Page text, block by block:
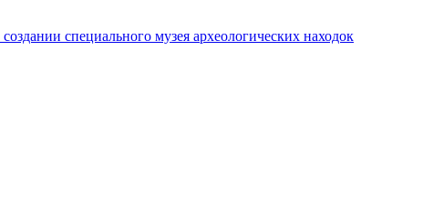
специального музея археологических находок